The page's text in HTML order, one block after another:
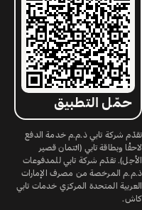
حمّل التطبيق
تقدّم شركة تابي ذ.م.م خدمة الدفع
لاحقًا وبطاقة تابي (ائتمان قصير
الأجل). تقدّم شركة تابي للمدفوعات
ذ.م.م المرخصة من مصرف الإمارات
العربية المتحدة المركزي خدمات تابي
كاش.